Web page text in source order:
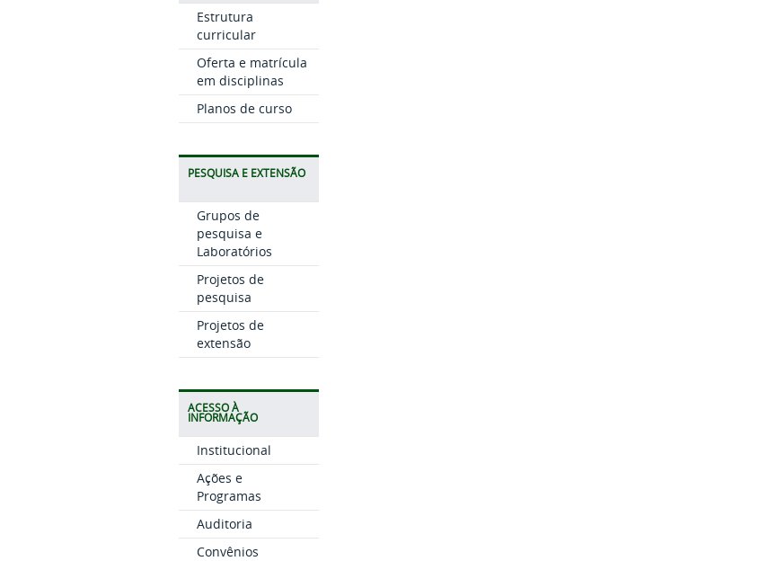
Estrutura
curricular
Oferta e matrícula
em disciplinas
Planos de curso
PESQUISA E EXTENSÃO
Grupos de
pesquisa e
Laboratórios
Projetos de
pesquisa
Projetos de
extensão
ACESSO À
INFORMAÇÃO
Institucional
Ações e
Programas
Auditoria
Convênios